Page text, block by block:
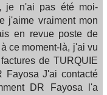
je n'ai pas été moi-
j'aime vraiment mon
en revue poste de
ce moment-là, j'ai vu
de TURQUIE
Fayosa J'ai contacté
DR Fayosa l'a